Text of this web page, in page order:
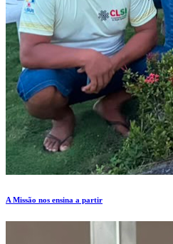
A Missão nos ensina a partir